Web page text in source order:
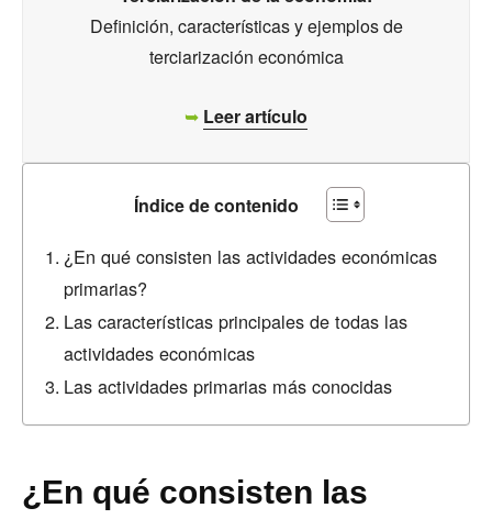
Definición, características y ejemplos de
terciarización económica
➥ Leer artículo
Índice de contenido
¿En qué consisten las actividades económicas
primarias?
Las características principales de todas las
actividades económicas
Las actividades primarias más conocidas
¿En qué consisten las